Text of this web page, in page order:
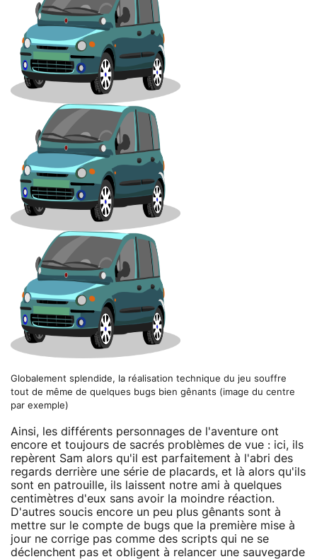
Globalement splendide, la réalisation technique du jeu souffre
tout de même de quelques bugs bien gênants (image du centre
par exemple)
Ainsi, les différents personnages de l'aventure ont
encore et toujours de sacrés problèmes de vue : ici, ils
repèrent Sam alors qu'il est parfaitement à l'abri des
regards derrière une série de placards, et là alors qu'ils
sont en patrouille, ils laissent notre ami à quelques
centimètres d'eux sans avoir la moindre réaction.
D'autres soucis encore un peu plus gênants sont à
mettre sur le compte de bugs que la première mise à
jour ne corrige pas comme des scripts qui ne se
déclenchent pas et obligent à relancer une sauvegarde